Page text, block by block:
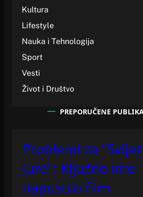
Kultura
Lifestyle
Nauka i Tehnologija
Sport
Vesti
Život i Društvo
PREPORUČENE
Problemi za
Jure": Ključno ime
napustilo film